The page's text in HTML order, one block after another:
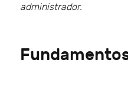
administrador.